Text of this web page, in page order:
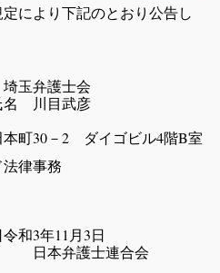
により下記のとおり公告し
埼玉弁護士会
名 川目武彦
町30－2 ダイゴビル4階B室
律事務
戒告
和3年11月3日
本弁護士連合会